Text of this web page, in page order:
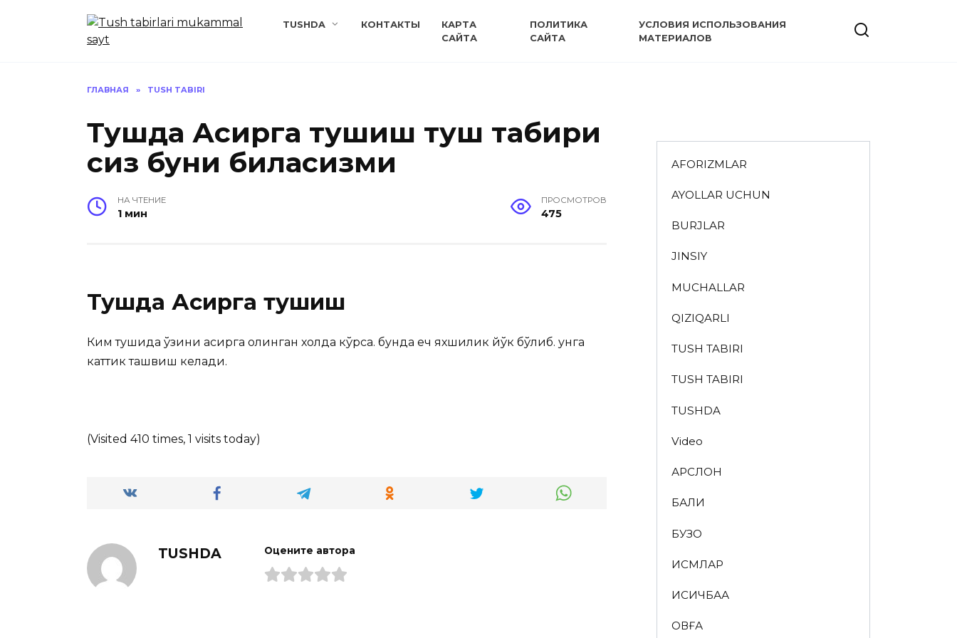
TUSHDA КОНТАКТЫ
КАРТА
САЙТА
ПОЛИТИКА
САЙТА
УСЛОВИЯ ИСПОЛЬЗОВАНИЯ
МАТЕРИАЛОВ
ГЛАВНАЯ » TUSH TABIRI
Тушда Асирга тушиш туш табири
сиз буни биласизми
НА ЧТЕНИЕ
1 мин
ПРОСМОТРОВ
475
Тушда Асирга тушиш
Ким тушида ўзини асирга олинган холда кўрса. бунда ҳеч яхшилик йўк бўлиб. унга
каттик ташвиш келади.
(Visited 410 times, 1 visits today)
TUSHDA Оцените автора
AFORIZMLAR
AYOLLAR UCHUN
BURJLAR
JINSIY
MUCHALLAR
QIZIQARLI
TUSH TABIRI
TUSH TABIRI
TUSHDA
Video
АРСЛОН
БАЛИҚ
БУЗОҚ
ИСМЛАР
ҚИСҚИЧБАҚА
ҚОВҒА